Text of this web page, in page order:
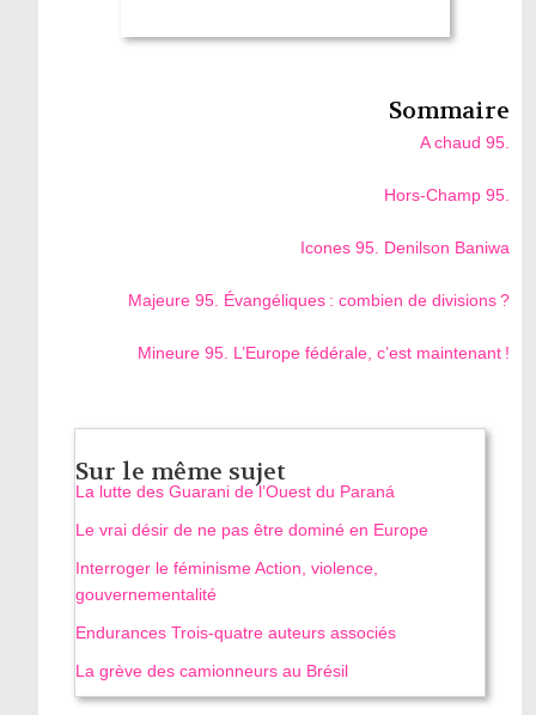
Sommaire
A chaud 95.
Hors-Champ 95.
Icones 95. Denilson Baniwa
Majeure 95. Évangéliques : combien de divisions ?
Mineure 95. L’Europe fédérale, c’est maintenant !
Sur le même sujet
La lutte des Guarani de l’Ouest du Paraná
Le vrai désir de ne pas être dominé en Europe
Interroger le féminisme Action, violence,
gouvernementalité
Endurances Trois-quatre auteurs associés
La grève des camionneurs au Brésil